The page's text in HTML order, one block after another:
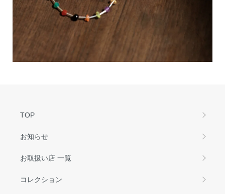
TOP
お知らせ
お取扱い店 一覧
コレクション